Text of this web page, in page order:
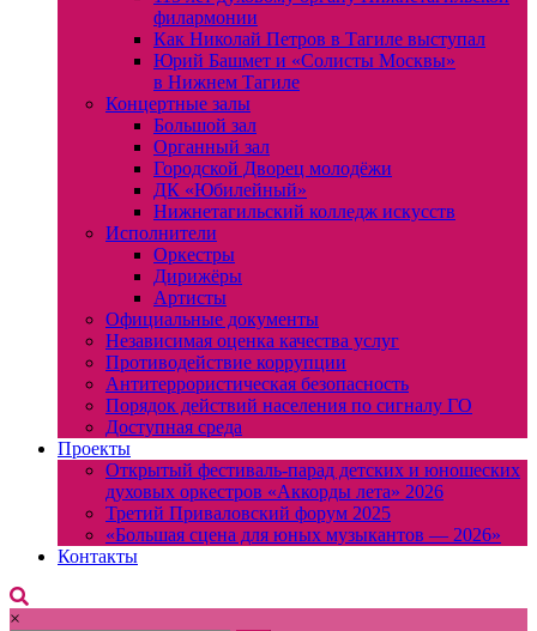
филармонии
Как Николай Петров в Тагиле выступал
Юрий Башмет и «Солисты Москвы»
в Нижнем Тагиле
Концертные залы
Большой зал
Органный зал
Городской Дворец молодёжи
ДК «Юбилейный»
Нижнетагильский колледж искусств
Исполнители
Оркестры
Дирижёры
Артисты
Официальные документы
Независимая оценка качества услуг
Противодействие коррупции
Антитеррористическая безопасность
Порядок действий населения по сигналу ГО
Доступная среда
Проекты
Открытый фестиваль-парад детских и юношеских
духовых оркестров «Аккорды лета» 2026
Третий Приваловский форум 2025
«Большая сцена для юных музыкантов — 2026»
Контакты
×